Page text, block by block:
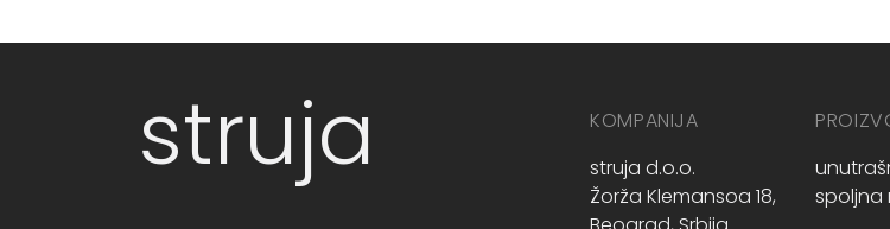
struja
KOMPANIJA
struja d.o.o.
Žorža Klemansoa 18,
spoljna